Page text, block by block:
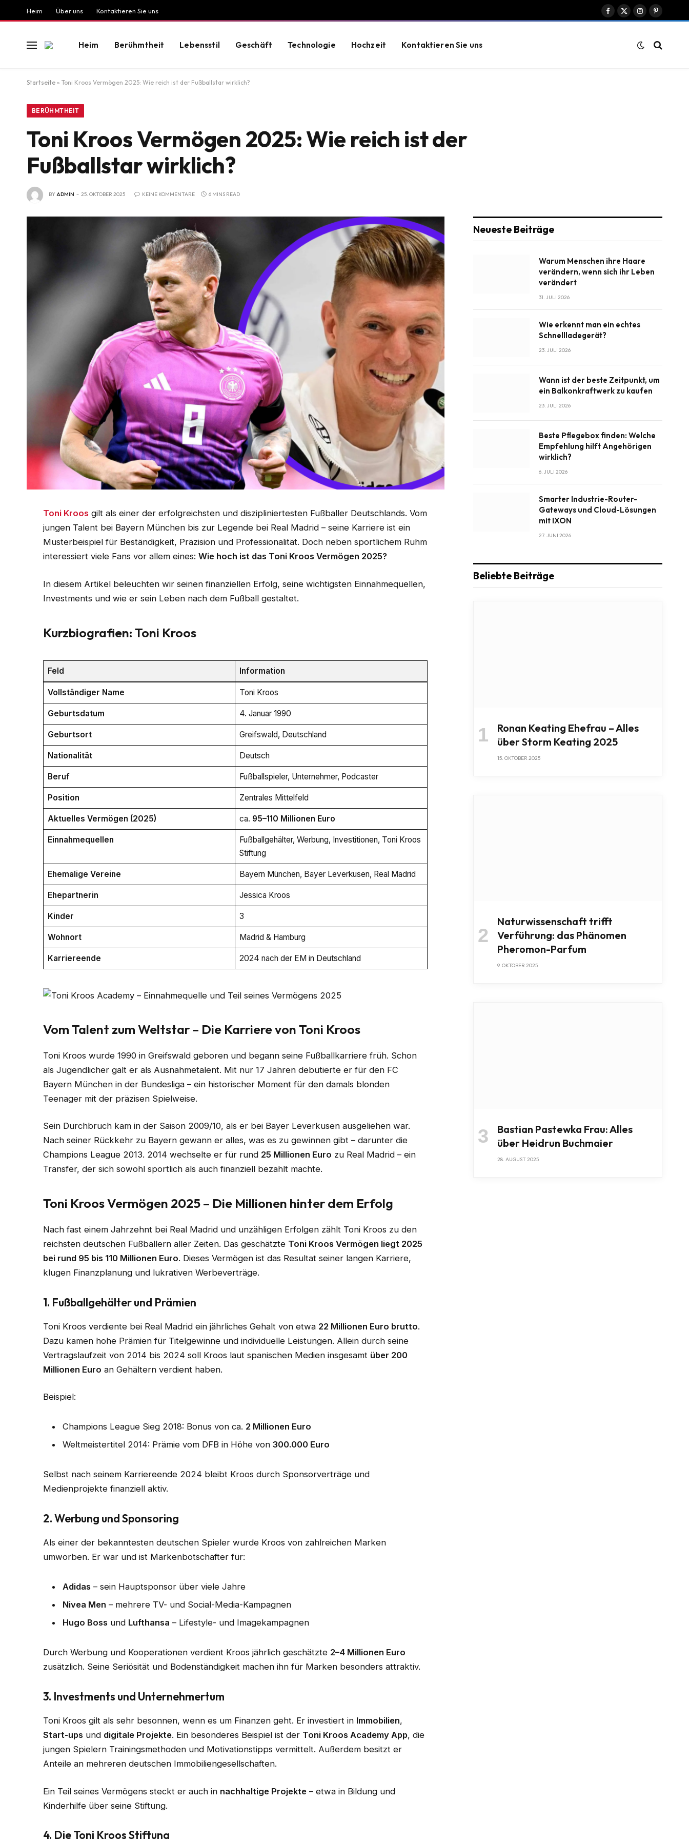
Heim Über uns Kontaktieren Sie uns
Facebook
X
InstagramPinterest
Heim Berühmtheit Lebensstil Geschäft Technologie Hochzeit Kontaktieren Sie uns
Startseite » Toni Kroos Vermögen 2025: Wie reich ist der Fußballstar wirklich?
BERÜHMTHEIT
Toni Kroos Vermögen 2025: Wie reich ist der
Fußballstar wirklich?
BYADMIN 25. OKTOBER 2025 KEINE KOMMENTARE 6 MINS READ
Toni Kroos gilt als einer der erfolgreichsten und diszipliniertesten Fußballer Deutschlands. Vom
jungen Talent bei Bayern München bis zur Legende bei Real Madrid – seine Karriere ist ein
Musterbeispiel für Beständigkeit, Präzision und Professionalität. Doch neben sportlichem Ruhm
interessiert viele Fans vor allem eines:Wie hoch ist das Toni Kroos Vermögen 2025?
In diesem Artikel beleuchten wir seinen finanziellen Erfolg, seine wichtigsten Einnahmequellen,
Investments und wie er sein Leben nach dem Fußball gestaltet.
Kurzbiografien: Toni Kroos
Feld Information
Vollständiger Name Toni Kroos
Geburtsdatum 4. Januar 1990
Geburtsort Greifswald, Deutschland
Nationalität Deutsch
Beruf Fußballspieler, Unternehmer, Podcaster
Position Zentrales Mittelfeld
Aktuelles Vermögen (2025) ca. 95–110 Millionen Euro
Einnahmequellen
Fußballgehälter, Werbung, Investitionen, Toni Kroos
Stiftung
Ehemalige Vereine Bayern München, Bayer Leverkusen, Real Madrid
Ehepartnerin Jessica Kroos
Kinder 3
Wohnort Madrid & Hamburg
Karriereende 2024 nach der EM in Deutschland
Vom Talent zum Weltstar – Die Karriere von Toni Kroos
Toni Kroos wurde 1990 in Greifswald geboren und begann seine Fußballkarriere früh. Schon
als Jugendlicher galt er als Ausnahmetalent. Mit nur 17 Jahren debütierte er für den FC
Bayern München in der Bundesliga – ein historischer Moment für den damals blonden
Teenager mit der präzisen Spielweise.
Sein Durchbruch kam in der Saison 2009/10, als er bei Bayer Leverkusen ausgeliehen war.
Nach seiner Rückkehr zu Bayern gewann er alles, was es zu gewinnen gibt – darunter die
Champions League 2013. 2014 wechselte er für rund 25 Millionen Euro zu Real Madrid – ein
Transfer, der sich sowohl sportlich als auch finanziell bezahlt machte.
Toni Kroos Vermögen 2025 – Die Millionen hinter dem Erfolg
Nach fast einem Jahrzehnt bei Real Madrid und unzähligen Erfolgen zählt Toni Kroos zu den
reichsten deutschen Fußballern aller Zeiten. Das geschätzte Toni Kroos Vermögen liegt 2025
bei rund 95 bis 110 Millionen Euro. Dieses Vermögen ist das Resultat seiner langen Karriere,
klugen Finanzplanung und lukrativen Werbeverträge.
1. Fußballgehälter und Prämien
Toni Kroos verdiente bei Real Madrid ein jährliches Gehalt von etwa 22 Millionen Euro brutto.
Dazu kamen hohe Prämien für Titelgewinne und individuelle Leistungen. Allein durch seine
Vertragslaufzeit von 2014 bis 2024 soll Kroos laut spanischen Medien insgesamt über 200
Millionen Euro an Gehältern verdient haben.
Beispiel:
Champions League Sieg 2018: Bonus von ca. 2 Millionen Euro
Weltmeistertitel 2014: Prämie vom DFB in Höhe von300.000 Euro
Selbst nach seinem Karriereende 2024 bleibt Kroos durch Sponsorverträge und
Medienprojekte finanziell aktiv.
2. Werbung und Sponsoring
Als einer der bekanntesten deutschen Spieler wurde Kroos von zahlreichen Marken
umworben. Er war und ist Markenbotschafter für:
Adidas – sein Hauptsponsor über viele Jahre
Nivea Men – mehrere TV- und Social-Media-Kampagnen
Hugo Boss und Lufthansa – Lifestyle- und Imagekampagnen
Durch Werbung und Kooperationen verdient Kroos jährlich geschätzte 2–4 Millionen Euro
zusätzlich. Seine Seriösität und Bodenständigkeit machen ihn für Marken besonders attraktiv.
3. Investments und Unternehmertum
Toni Kroos gilt als sehr besonnen, wenn es um Finanzen geht. Er investiert in Immobilien,
Start-ups und digitale Projekte. Ein besonderes Beispiel ist der Toni Kroos Academy App, die
jungen Spielern Trainingsmethoden und Motivationstipps vermittelt. Außerdem besitzt er
Anteile an mehreren deutschen Immobiliengesellschaften.
Ein Teil seines Vermögens steckt er auch in nachhaltige Projekte – etwa in Bildung und
Kinderhilfe über seine Stiftung.
4. Die Toni Kroos Stiftung
Neueste Beiträge
Warum Menschen ihre Haare
verändern, wenn sich ihr Leben
verändert
31. JULI 2026
Wie erkennt man ein echtes
Schnellladegerät?
23. JULI 2026
Wann ist der beste Zeitpunkt, um
ein Balkonkraftwerk zu kaufen
23. JULI 2026
Beste Pflegebox finden: Welche
Empfehlung hilft Angehörigen
wirklich?
6. JULI 2026
Smarter Industrie-Router-
Gateways und Cloud-Lösungen
mit IXON
27. JUNI 2026
Beliebte Beiträge
Ronan Keating Ehefrau – Alles
über Storm Keating 2025
15. OKTOBER 2025
Naturwissenschaft trifft
Verführung: das Phänomen
Pheromon-Parfum
9. OKTOBER 2025
Bastian Pastewka Frau: Alles
über Heidrun Buchmaier
28. AUGUST 2025